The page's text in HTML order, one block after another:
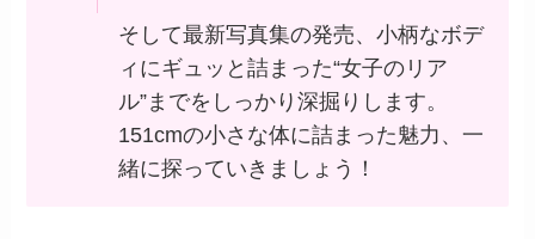
そして最新写真集の発売、小柄なボデ
ィにギュッと詰まった“女子のリア
ル”までをしっかり深掘りします。
151cmの小さな体に詰まった魅力、一
緒に探っていきましょう！